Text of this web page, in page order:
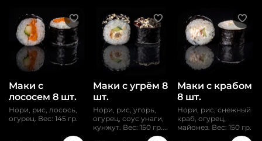
Маки с
лососем 8 шт.
Нори, рис, лосось,
огурец. Вес: 145 гр.
Маки с угрём 8
шт.
Нори, рис, угорь,
огурец, соус унаги,
кунжут. Вес: 150 гр....
Маки с крабом
8 шт.
Нори, рис, снежный
краб, огурец,
майонез. Вес: 150 гр.